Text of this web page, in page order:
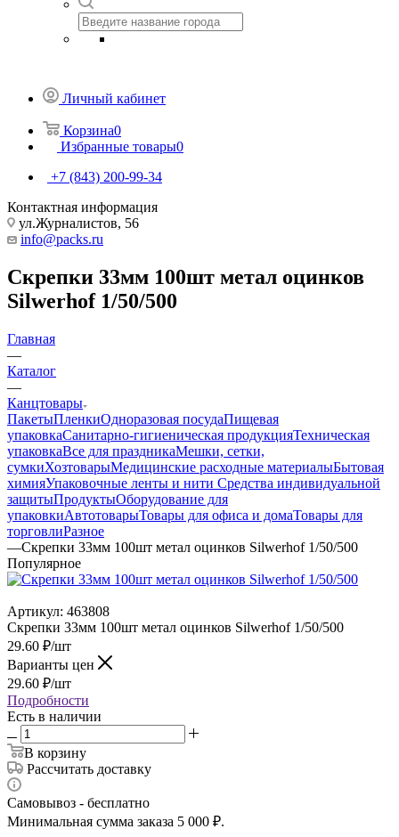
Личный кабинет
Корзина0
Избранные товары0
+7 (843) 200-99-34
Контактная информация
ул.Журналистов, 56
info@packs.ru
Скрепки 33мм 100шт метал оцинков
Silwerhof 1/50/500
Главная
—
Каталог
—
Канцтовары
ПакетыПленкиОдноразовая посудаПищевая
упаковкаСанитарно-гигиеническая продукцияТехническая
упаковкаВсе для праздникаМешки, сетки,
сумкиХозтоварыМедицинские расходные материалыБытовая
химияУпаковочные ленты и нити Средства индивидуальной
защитыПродуктыОборудование для
упаковкиАвтотоварыТовары для офиса и домаТовары для
торговлиРазное
—Скрепки 33мм 100шт метал оцинков Silwerhof 1/50/500
Популярное
Артикул: 463808
Скрепки 33мм 100шт метал оцинков Silwerhof 1/50/500
29.60 ₽/шт
Варианты цен
29.60 ₽/шт
Подробности
Есть в наличии
В корзину
Рассчитать доставку
Самовывоз - бесплатно
Минимальная сумма заказа 5 000 ₽.